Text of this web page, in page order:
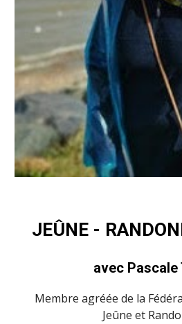
JEÛNE -
avec Pascale
Membre agréée de la
Jeûne et